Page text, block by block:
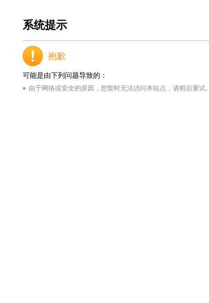
系统提示
抱歉
可能是由下列问题导致的：
由于网络或安全的原因，您暂时无法访问本站点，请稍后重试。